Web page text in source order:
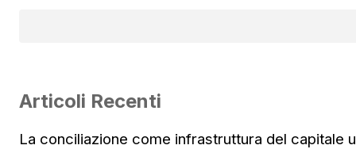
Articoli Recenti
La conciliazione come infrastruttura del capitale